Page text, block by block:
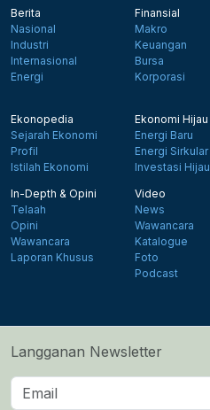
Berita
Nasional
Industri
Internasional
Energi
Finansial
Makro
Keuangan
Bursa
Korporasi
Ekonopedia
Sejarah Ekonomi
Profil
Istilah Ekonomi
Ekonomi Hijau
Energi Baru
Energi Sirkular
Investasi Hijau
In-Depth & Opini
Telaah
Opini
Wawancara
Laporan Khusus
Video
News
Wawancara
Katalogue
Foto
Podcast
Langganan Newsletter